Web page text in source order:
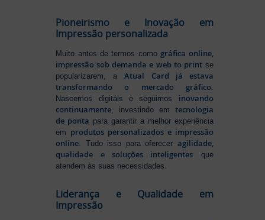
Pioneirismo e Inovação em
Impressão personalizada
Muito antes de termos como gráfica online,
impressão sob demanda e web to printse
popularizarem, aAtual Card já estava
transformando o mercado gráfico
Nascemos digitais e seguimos inovando
continuamente , investindo em tecnologia
de ponta para garantir a melhor experiência
em produtos personalizados e impressão
online . Tudo isso para oferecer agilidade,
qualidade e soluções inteligentes que
atendem às suas necessidades.
Liderança e Qualidade em
Impressão